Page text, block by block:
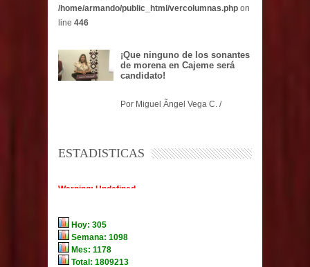
/home/armando/public_html/vercolumnas.php on
line 446
¡Que ninguno de los sonantes
de morena en Cajeme será
candidato!
Por Miguel Ãngel Vega C. /
ESTADISTICAS